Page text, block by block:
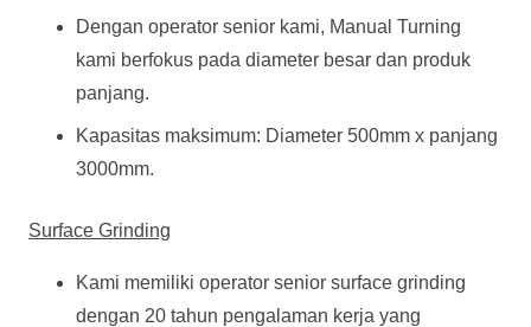
Dengan operator senior kami, Manual Turning
kami berfokus pada diameter besar dan produk
panjang.
Kapasitas maksimum: Diameter 500mm x panjang
3000mm.
Surface Grinding
Kami memiliki operator senior surface grinding
dengan 20 tahun pengalaman kerja yang